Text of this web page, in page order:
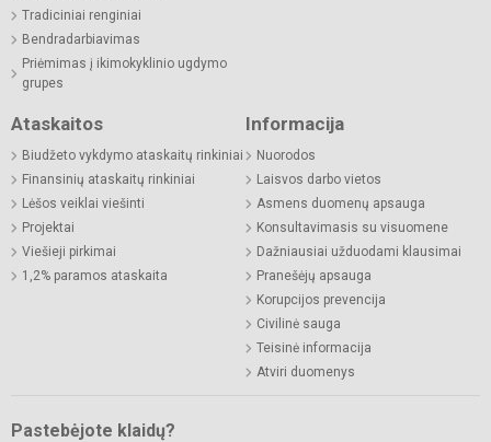
Tradiciniai renginiai
Bendradarbiavimas
Priėmimas į ikimokyklinio ugdymo
grupes
Ataskaitos
Biudžeto vykdymo ataskaitų rinkiniai
Finansinių ataskaitų rinkiniai
Lėšos veiklai viešinti
Projektai
Viešieji pirkimai
1,2% paramos ataskaita
Informacija
Nuorodos
Laisvos darbo vietos
Asmens duomenų apsauga
Konsultavimasis su visuomene
Dažniausiai užduodami klausimai
Pranešėjų apsauga
Korupcijos prevencija
Civilinė sauga
Teisinė informacija
Atviri duomenys
Pastebėjote klaidų?